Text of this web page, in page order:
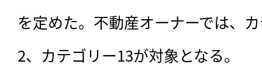
を定めた。不動産オーナーでは、
2、カテゴリー13が対象となる。